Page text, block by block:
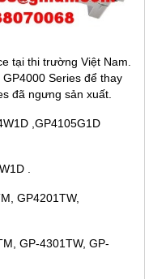
tại thi trường Việt Nam.
Series để thay
đã ngưng sản xuất.
,GP4105G1D
.
GP4201TW,
GP-4301TW, GP-